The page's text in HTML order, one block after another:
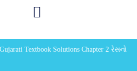
Textbook Solutions Chapter 2 રેસનો